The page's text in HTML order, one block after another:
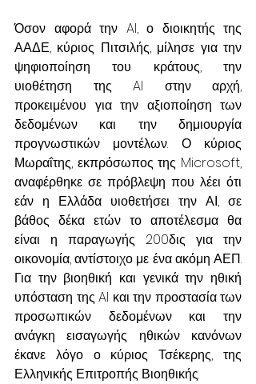
Όσον αφορά την AI, ο διοικητής της
ΑΑΔΕ, κύριος Πιτσιλής, μίλησε για την
ψηφιοποίηση του κράτους, την
υιοθέτηση της AI στην αρχή,
προκειμένου για την αξιοποίηση των
δεδομένων και την δημιουργία
προγνωστικών μοντέλων. Ο κύριος
Μωραΐτης, εκπρόσωπος της Microsoft,
αναφέρθηκε σε πρόβλεψη που λέει ότι
εάν η Ελλάδα υιοθετήσει την ΑΙ, σε
βάθος δέκα ετών το αποτέλεσμα θα
είναι η παραγωγής 200δις για την
οικονομία, αντίστοιχο με ένα ακόμη ΑΕΠ.
Για την βιοηθική και γενικά την ηθική
υπόσταση της AI και την προστασία των
προσωπικών δεδομένων και την
ανάγκη εισαγωγής ηθικών κανόνων
έκανε λόγο ο κύριος Τσέκερης, της
Ελληνικής Επιτροπής Βιοηθικής.